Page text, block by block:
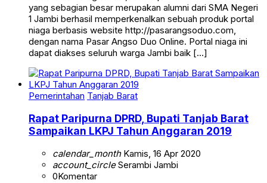
yang sebagian besar merupakan alumni dari SMA Negeri
1 Jambi berhasil memperkenalkan sebuah produk portal
niaga berbasis website http://pasarangsoduo.com,
dengan nama Pasar Angso Duo Online. Portal niaga ini
dapat diakses seluruh warga Jambi baik […]
Pemerintahan Tanjab Barat
Rapat Paripurna DPRD, Bupati Tanjab Barat
Sampaikan LKPJ Tahun Anggaran 2019
calendar_monthKamis, 16 Apr 2020
account_circleSerambi Jambi
0Komentar